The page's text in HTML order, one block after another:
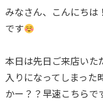
みなさん、こんにちは
です
本日は先日ご来店いた
入りになってしまった
かー？？早速こちらで